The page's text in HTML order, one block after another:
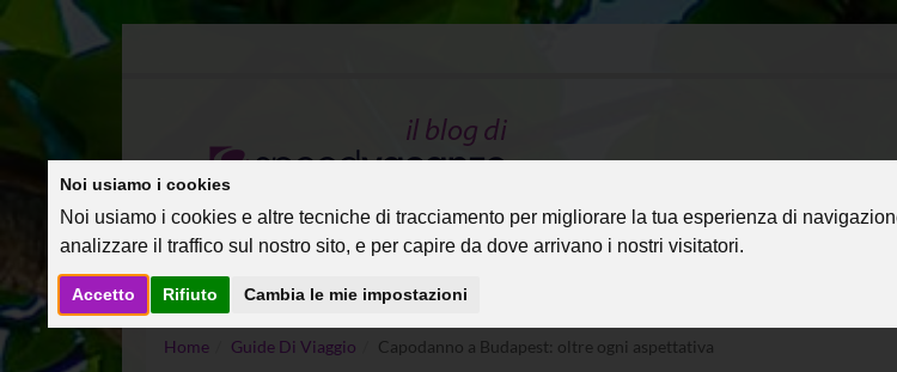
Noi usiamo i cookies
Noi usiamo i cookies e altre tecniche di tracciamento per migliorare la tua esperienza di
analizzare il traffico sul nostro sito, e per capire da dove arrivano i nostri visitatori.
Accetto Rifiuto Cambia le mie impostazioni
Home Guide Di Viaggio Capodanno a Budapest: oltre ogni aspettativa